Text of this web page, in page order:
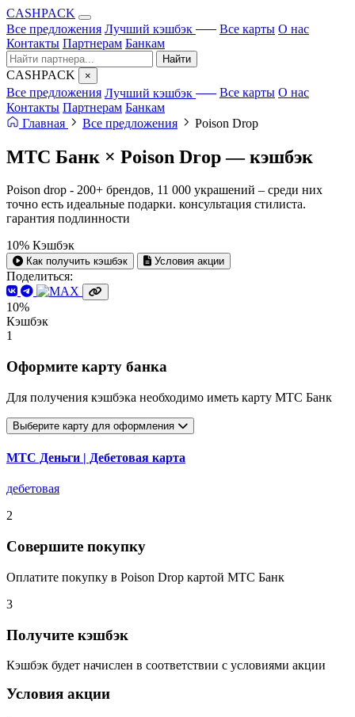
CASHPACK
Все предложения Лучший кэшбэк Все карты О нас
Контакты Партнерам Банкам
Найти
CASHPACK ×
Все предложения Лучший кэшбэк Все карты О нас
Контакты Партнерам Банкам
Главная
Все предложения Poison Drop
МТС Банк × Poison Drop —кэшбэк
Poison drop - 200+ брендов, 11 000 украшений – среди них
точно есть идеальные подарки. консультация стилиста.
гарантия подлинности
10% Кэшбэк
Как получить кэшбэк Условия акции
Поделиться:
10%
Кэшбэк
1
Оформите карту банка
Для получения кэшбэка необходимо иметь карту МТС Банк
Выберите карту для оформления
МТС Деньги | Дебетовая карта
дебетовая
2
Совершите покупку
Оплатите покупку в Poison Drop картой МТС Банк
3
Получите кэшбэк
Кэшбэк будет начислен в соответствии с условиями акции
Условия акции